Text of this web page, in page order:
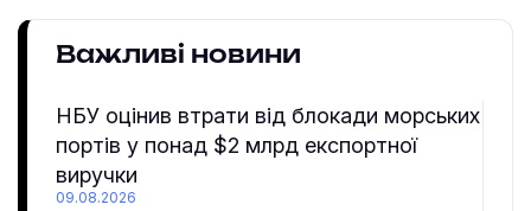
Важливі новини
НБУ оцінив втрати від блокади морських
портів у понад $2 млрд експортної
виручки
09.08.2026